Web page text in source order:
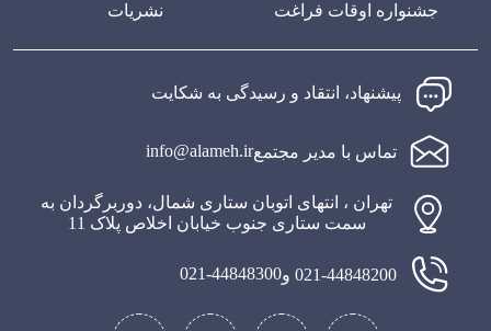
جشنواره اوقات فراغت نشریات
پیشنهاد، انتقاد و رسیدگی به شکایت
تماس با مدیر مجتمعinfo@alameh.ir
تهران ، انتهای اتوبان ستاری شمال، دوربرگردان به
سمت ستاری جنوب خیابان اخلاص پلاک 11
021-44848200 و 021-44848300